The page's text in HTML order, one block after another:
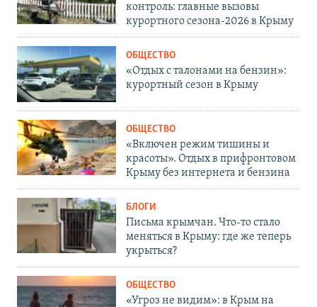
контроль: главные вызовы
курортного сезона-2026 в Крыму
ОБЩЕСТВО
«Отдых с талонами на бензин»:
курортный сезон в Крыму
ОБЩЕСТВО
«Включен режим тишины и
красоты». Отдых в прифронтовом
Крыму без интернета и бензина
БЛОГИ
Письма крымчан. Что-то стало
меняться в Крыму: где же теперь
укрыться?
ОБЩЕСТВО
«Угроз не видим»: в Крым на